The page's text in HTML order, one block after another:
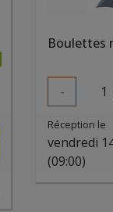
- 1
Réception le
vendredi
(09:00)